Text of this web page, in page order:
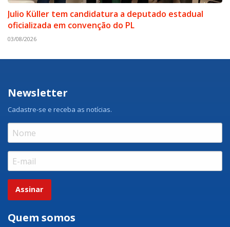
Julio Küller tem candidatura a deputado estadual
oficializada em convenção do PL
03/08/2026
Newsletter
Cadastre-se e receba as notícias.
Assinar
Quem somos